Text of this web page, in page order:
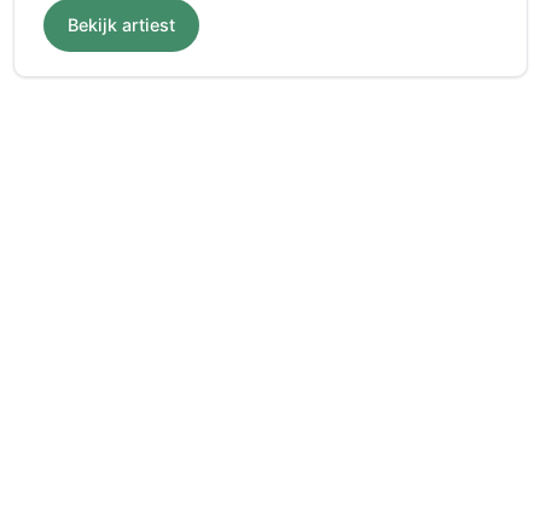
Bekijk artiest